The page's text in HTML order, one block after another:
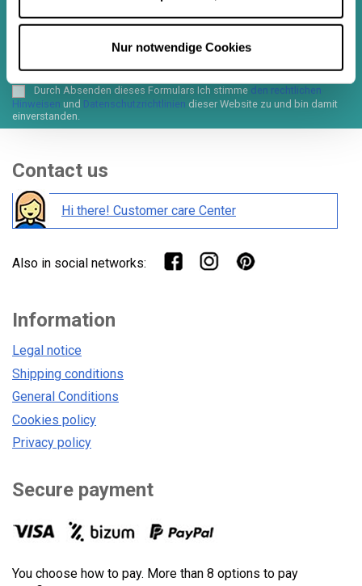
Nur notwendige Cookies
Puede darse de baja en cualquier momento. Para ello, consulte nuestra
información de contacto en el aviso legal.
Durch Absenden dieses Formulars Ich stimme den rechtlichen
Hinweisen und Datenschutzrichtlinien dieser Website zu und bin damit
einverstanden.
Contact us
Hi there! Customer care Center
Also in social networks:
Information
Legal notice
Shipping conditions
General Conditions
Cookies policy
Privacy policy
Secure payment
You choose how to pay. More than 8 options to pay